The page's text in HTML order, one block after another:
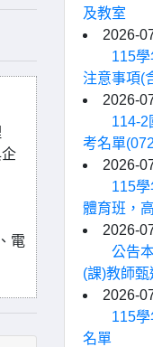
電
及教室
2026-
115
注意事項(
2026-
114-2
考名單
2026-
115
體育班，
2026-
公告
(課)教師
2026-
115
名單